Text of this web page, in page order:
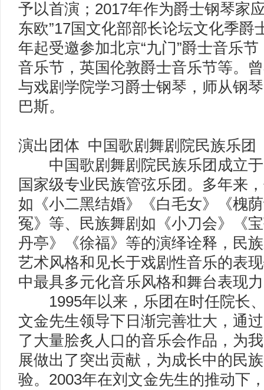
予以首演；2017年作为爵士钢琴家
东欧”17国文化部部长论坛文化季爵
年起受邀参加北京“九门”爵士音乐节
音乐节，英国伦敦爵士音乐节等。
与戏剧学院学习爵士钢琴，师从钢
巴斯。
演出团体 中国歌剧舞剧院民族乐团
中国歌剧舞剧院民族乐团成立于
国家级专业民族管弦乐团。多年来
如《小二黑结婚》《白毛女》《槐
冤》等、民族舞剧如《小刀会》《
丹亭》《徐福》等的演绎诠释，民
艺术风格和见长于戏剧性音乐的表
中最具多元化音乐风格和舞台表现
1995年以来，乐团在时任院长、
文金先生领导下日渐完善壮大，通
了大量脍炙人口的音乐会作品，为
展做出了突出贡献，为成长中的民
验。2003年在刘文金先生的推动下